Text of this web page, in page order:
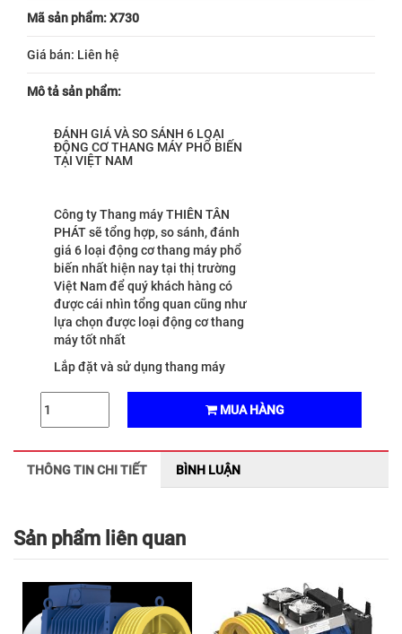
Mã sản phẩm: X730
Giá bán: Liên hệ
Mô tả sản phẩm:
ĐÁNH GIÁ VÀ SO SÁNH 6 LOẠI
ĐỘNG CƠ THANG MÁY PHỔ BIẾN
TẠI VIỆT NAM
Công ty Thang máy THIÊN TÂN
PHÁT sẽ tổng hợp, so sánh, đánh
giá 6 loại động cơ thang máy phổ
biến nhất hiện nay tại thị trường
Việt Nam để quý khách hàng có
được cái nhìn tổng quan cũng như
lựa chọn được loại động cơ thang
máy tốt nhất
Lắp đặt và sử dụng thang máy
điều mới lạ hay quá xa xỉ nữa. Từ
đều có thể lắp đặt thang máy để
nâng cao chất lượng cuộc sống
của gia đình. Tuy nhiên việc lựa
chọn loại động cơ thang máy nào
cho thang máy gia đình
là câu hỏi băn khoăn của mọi chủ
đầu tư khi lắp đặt thang máy.
Hiểu được băn khoăn của khách
hàng, công ty Thang máy Phúc
MUA HÀNG
THÔNG TIN CHI TIẾT BÌNH LUẬN
Sản phẩm liên quan